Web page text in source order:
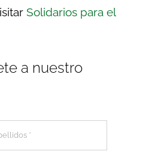
Solidarios para el
a nuestro